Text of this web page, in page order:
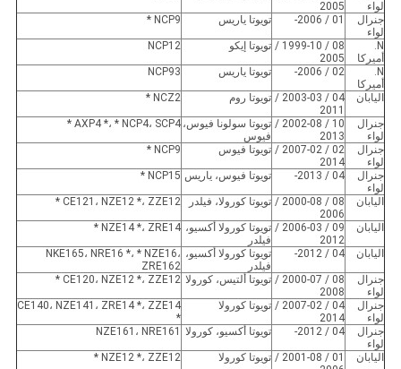
لواء
2005
جنرال
لواء
01 / 2006- تويوتا ياريس NCP9 *
N.
أميركا
08 / 1999-10 /
2005
تويوتا إيكو NCP12
N.
أميركا
02 / 2006- تويوتا ياريس NCP93
اليابان
04 / 2003-03 /
2011
تويوتا روم NCZ2 *
جنرال
لواء
10 / 2002-08 /
2013
تويوتا سولونا فيوس،
فيوس
AXP4 *، * NCP4، SCP4 *
جنرال
لواء
02 / 2007-02 /
2014
تويوتا فيوس NCP9 *
جنرال
لواء
04 / 2013- تويوتا فيوس، ياريس NCP15 *
اليابان
08 / 2000-08 /
2006
تويوتا كورولا، فيلدر CE121، NZE12 *، ZZE12 *
اليابان
09 / 2006-03 /
2012
تويوتا كورولا أكسيو،
فيلدر
NZE14 *، ZRE14 *
اليابان 04 / 2012-
تويوتا كورولا أكسيو،
فيلدر
NKE165، NRE16 *، * NZE16،
ZRE162
جنرال
لواء
08 / 2000-07 /
2008
تويوتا ألتيس، كورولا CE120، NZE12 *، ZZE12 *
جنرال
لواء
04 / 2007-02 /
2014
تويوتا كورولا
CE140، NZE141، ZRE14 *، ZZE14
*
جنرال
لواء
04 / 2012- تويوتا أكسيو، كورولا NZE161، NRE161
اليابان
01 / 2001-08 / تويوتا كورولا NZE12 *، ZZE12 *